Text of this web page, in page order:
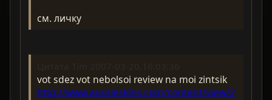
см. личку
vot sdez vot nebolsoi review na moi zintsik
http://www.aussieskins.com/content/view/2